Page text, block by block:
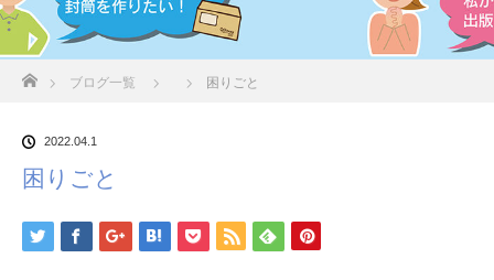
ブログ一覧 困りごと
2022.04.1
困りごと